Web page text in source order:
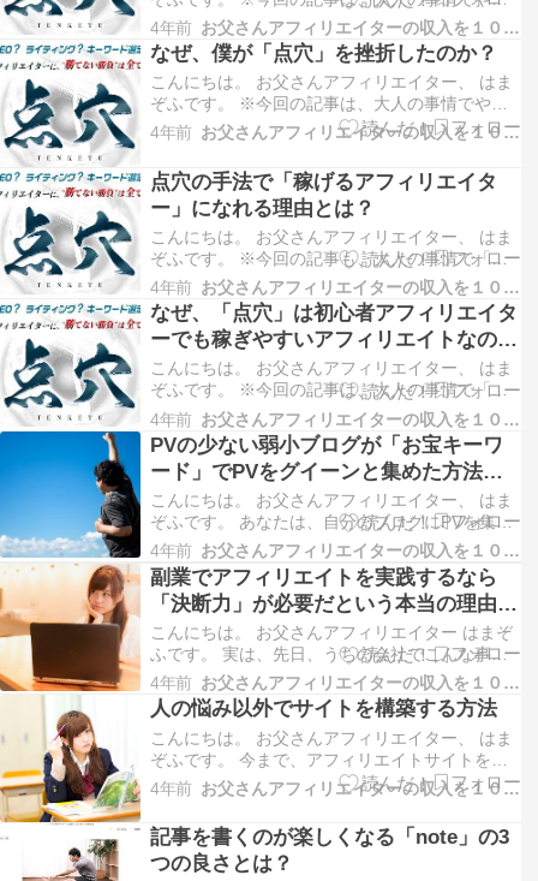
ぱりまたまた「伏せ字」が多めです。ご了承くだ
さい–; 前３回にわたって、 「点穴」という教材
をご紹介しました。
https://hamazof.com/2022/10/04/tenkets…
4年前 お父さんアフィリエイターの収入を１０万円増やす方法
なぜ、僕が「点穴」を挫折したのか？
こんにちは。 お父さんアフィリエイター、 はま
ぞふです。 ※今回の記事は、大人の事情でやっ
ぱり「伏せ字」が多めです。ご了承ください–;
前回の２回の記事では、 点穴の良い部分を紹介
してきましたが、
https://hamazof.com/2022/10/04/tenketsu-…
4年前 お父さんアフィリエイターの収入を１０万円増やす方法
点穴の手法で「稼げるアフィリエイタ
ー」になれる理由とは？
こんにちは。 お父さんアフィリエイター、 はま
ぞふです。 ※今回の記事も、大人の事情で「伏
せ字」が多めです。ご了承ください–; 前回、書
いた記事ですが、
https://hamazof.com/2022/10/04/tenketsu-
syoshinsya-afiri/ 点穴が「…
4年前 お父さんアフィリエイターの収入を１０万円増やす方法
なぜ、「点穴」は初心者アフィリエイタ
ーでも稼ぎやすいアフィリエイトなの
か？
こんにちは。 お父さんアフィリエイター、 はま
ぞふです。 ※今回の記事は、大人の事情で「伏
せ字」が多めです。ご了承ください–; 僕は、こ
こ１年ほど、 「点穴」という教材を実践してい
ました。 この「点穴」という教材は、 実践して
みたところ、 初心者アフィリエイターでも、 か
なり稼…
4年前 お父さんアフィリエイターの収入を１０万円増やす方法
PVの少ない弱小ブログが「お宝キーワ
ード」でPVをグイーンと集めた方法と
は！？
こんにちは。 お父さんアフィリエイター、 はま
ぞふです。 あなたは、自分のブログにPVを集め
たい！って、 思ったことありますよね。 ブログ
を運営している方なら、 少なからず、自分の書
いた記事を多くの人に読んでほしいと、 思うこ
とはよくあると思います。 それが、 アドセンス
を実践…
4年前 お父さんアフィリエイターの収入を１０万円増やす方法
副業でアフィリエイトを実践するなら
「決断力」が必要だという本当の理由と
は？
こんにちは。 お父さんアフィリエイター はまぞ
ふです。 実は、先日、うちの会社でこんな事が
ありました。 うちの会社が借りているしている
建物で、「AED」を使えるようにしよう、という
話が持ち上がりました。 もともと、「AED」自
体は設置されていたんですが、常に施錠されてい
る中にあ…
4年前 お父さんアフィリエイターの収入を１０万円増やす方法
人の悩み以外でサイトを構築する方法
こんにちは。 お父さんアフィリエイター、 はま
ぞふです。 今まで、アフィリエイトサイトを作
ると言ったら、 基本的には【人が悩んでいるこ
と】に焦点を当ててサイトを作ったり記事を書い
たりしていました。 僕が購入したほとんどのア
フィリエイト教材では、 こういう事が書かれて
いたんで、悩…
4年前 お父さんアフィリエイターの収入を１０万円増やす方法
記事を書くのが楽しくなる「note」の3
つの良さとは？